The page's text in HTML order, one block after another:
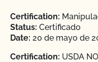
Certification:
Status: Certificado
Date: 20 de mayo de
Certification: USDA